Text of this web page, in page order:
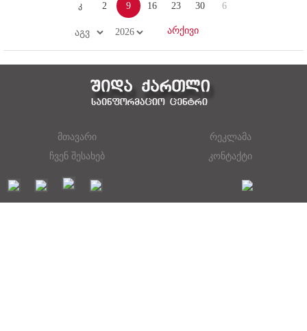
კ 2 9 16 23 30 6
მთავარი
რეკლამა
ჩვენ შესახებ
კონტაქტი